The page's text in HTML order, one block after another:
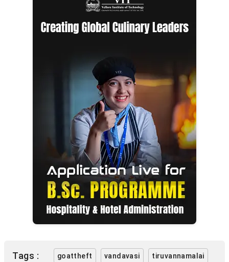
Tags : goattheft vandavasi tiruvannamalai